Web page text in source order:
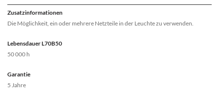
Zusatzinformationen
Die Möglichkeit, ein oder mehrere Netzteile in der Leuchte zu verwenden.
Lebensdauer L70B50
50 000 h
Garantie
5 Jahre